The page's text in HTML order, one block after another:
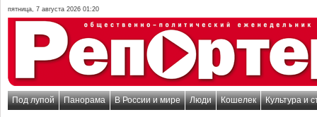
пятница, 7 августа 2026 01:20
Под лупой Панорама В России и мире Люди Кошелек Культура и